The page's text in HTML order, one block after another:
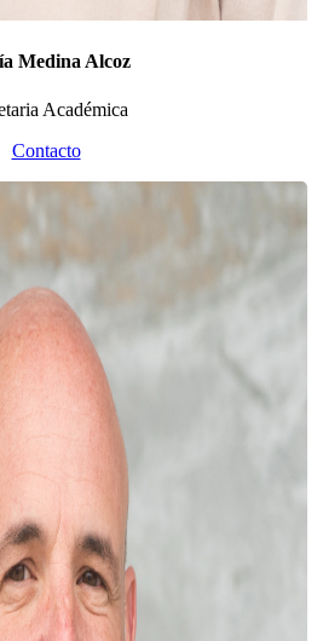
Medina Alcoz
Académica
Contacto